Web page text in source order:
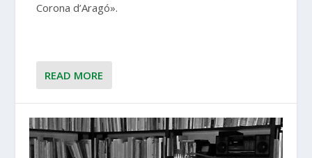
Corona d’Aragó».
READ MORE